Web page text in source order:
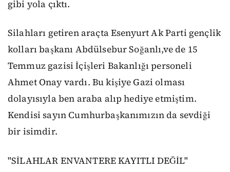
gibi yola çıktı.
Silahları getiren araçta Esenyurt Ak Parti gençlik
kolları başkanı Abdülsebur Soğanlı,ve de 15
Temmuz gazisi İçişleri Bakanlığı personeli
Ahmet Onay vardı. Bu kişiye Gazi olması
dolayısıyla ben araba alıp hediye etmiştim.
Kendisi sayın Cumhurbaşkanımızın da sevdiği
bir isimdir.
"SİLAHLAR ENVANTERE KAYITLI DEĞİL"